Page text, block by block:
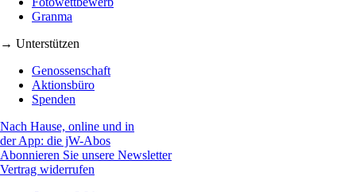
Granma
→ Unterstützen
Genossenschaft
Aktionsbüro
Spenden
Nach Hause, online und in
der App: die jW-Abos
Abonnieren Sie unsere Newsletter
Vertrag widerrufen